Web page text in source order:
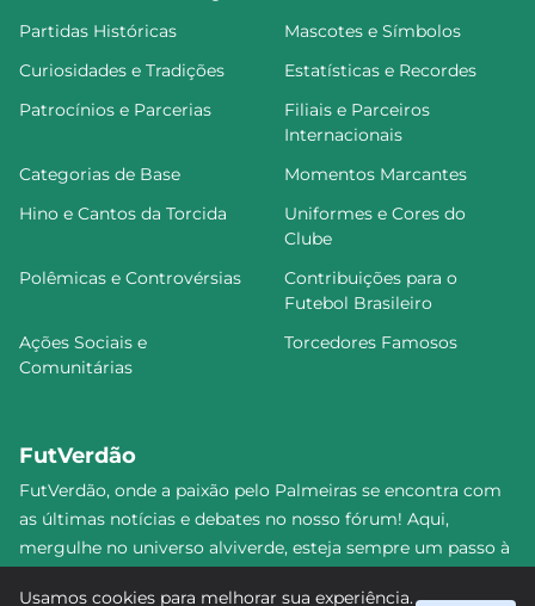
Partidas Históricas
Mascotes e Símbolos
Curiosidades e Tradições
Estatísticas e Recordes
Patrocínios e Parcerias
Filiais e Parceiros
Internacionais
Categorias de Base
Momentos Marcantes
Hino e Cantos da Torcida
Uniformes e Cores do
Clube
Polêmicas e Controvérsias
Contribuições para o
Futebol Brasileiro
Ações Sociais e
Comunitárias
Torcedores Famosos
FutVerdão
FutVerdão, onde a paixão pelo Palmeiras se encontra com
as últimas notícias e debates no nosso fórum! Aqui,
mergulhe no universo alviverde, esteja sempre um passo à
Usamos cookies para melhorar sua experiência.